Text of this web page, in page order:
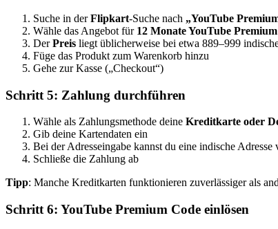
Suche in derFlipkart-Suche nach „YouTube
Wähle das Angebot für 12 Monate YouTube Premium
DerPreis liegt üblicherweise bei etwa 889–999
Füge das Produkt zum Warenkorb hinzu
Gehe zur Kasse („Checkout“)
Schritt 5: Zahlung durchführen
Wähle als Zahlungsmethode deine Kreditkarte oder
Gib deine Kartendaten ein
Bei der Adresseingabe kannst du eine indische
Schließe die Zahlung ab
Tipp: Manche Kreditkarten funktionieren zuverlässiger als
Schritt 6: YouTube Premium Code einlösen